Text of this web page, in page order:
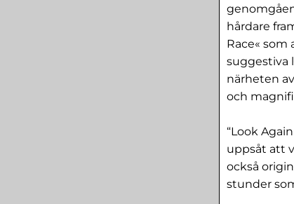
hårdare
Race«
suggestiva
närheten
och
“Look
uppsåt att
också
stunder